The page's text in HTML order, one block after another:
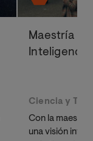
Maestría
Ciencia y
Con la
una visión